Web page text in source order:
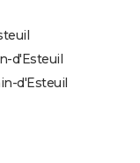
d'Esteuil
d'Esteuil